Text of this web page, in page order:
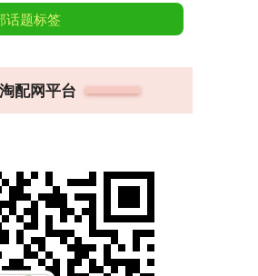
话题标签
配网平台